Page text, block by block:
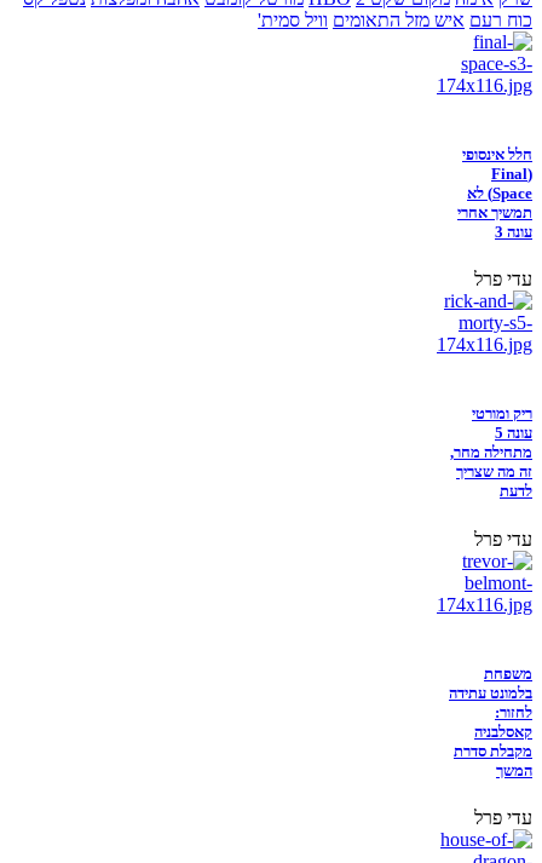
כוח רעם איש מזל התאומים וויל סמית'
חלל אינסופי
(Final
Space) לא
תמשיך אחרי
עונה 3
עדי פרל
ריק ומורטי
עונה 5
מתחילה מחר,
זה מה שצריך
לדעת
עדי פרל
משפחת
בלמונט עתידה
לחזור:
קאסלבניה
מקבלת סדרת
המשך
עדי פרל